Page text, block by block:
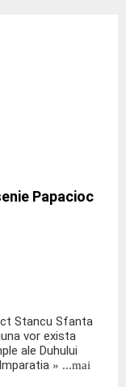
Papacioc
Stancu Sfanta
vor exista
ale Duhului
» ...mai